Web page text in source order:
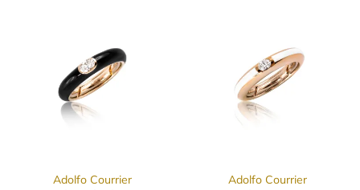
Adolfo Courrier Adolfo Courrier